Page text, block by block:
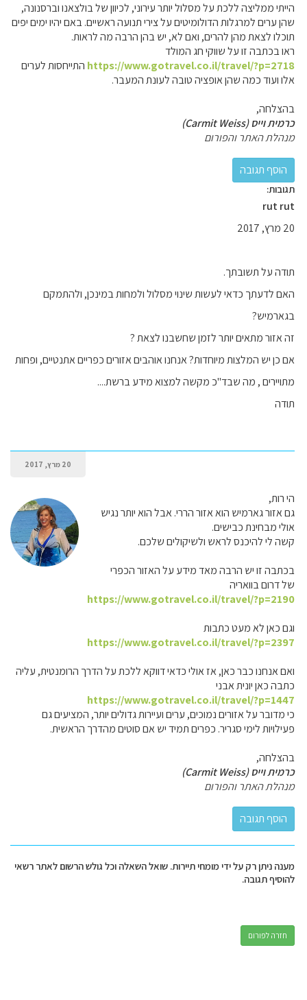
הייתי ממליצה ללכת על מסלול יותר עירוני, לכיוון של בולצאנו וברסנונה,
שהן ערים למרגלות הדולומיטים על צירי תנועה ראשיים. באם יהיו ימים יפים
תוכלו לצאת מהן להרים, ואם לא, יש בהן הרבה מה לראות.
ראו בכתבה זו על שווקי חג המולד
https://www.gotravel.co.il/travel/?p=2718 התייחסות לערים
אלו ועוד כמה שהן אופציה טובה לעונת המעבר.
בהצלחה,
כרמית וייס (Carmit Weiss)
מנהלת האתר והפורום
תגובות:
rut rut
20 מרץ, 2017
תודה על תשובתך.
האם לדעתך כדאי לעשות שינוי מסלול ולמחות במינכן, ולהתמקם
בגארמיש?
זה אזור מתאים יותר לזמן שחשבנו לצאת ?
אם כן יש המלצות מיוחדות? אנחנו אוהבים אזורים כפריים אתנטיים, ופחות
מתויירים , מה שבד"כ מקשה למצוא מידע ברשת....
תודה
20 מרץ, 2017
הי רות,
גם אזור גארמיש הוא אזור הררי. אבל הוא יותר נגיש
אולי מבחינת כבישים.
קשה לי להיכנס לראש ולשיקולים שלכם.
בכתבה זו יש הרבה מאד מידע על האזור הכפרי
של דרום בוואריה
https://www.gotravel.co.il/travel/?p=2190
וגם כאן לא מעט כתבות
https://www.gotravel.co.il/travel/?p=2397
ואם אנחנו כבר כאן, אז אולי כדאי דווקא ללכת על הדרך הרומנטית, עליה
כתבה כאן יונית אבני
https://www.gotravel.co.il/travel/?p=1447
כי מדובר על אזורים נמוכים, ערים ועיירות גדולים יותר, המציעים גם
פעילויות לימי סגריר. כפרים תמיד יש אם סוטים מהדרך הראשית.
בהצלחה,
כרמית וייס (Carmit Weiss)
מנהלת האתר והפורום
מענה ניתן רק על ידי מומחי תיירות. שואל השאלה וכל גולש הרשום לאתר רשאי
להוסיף תגובה.
חזרה לפורום